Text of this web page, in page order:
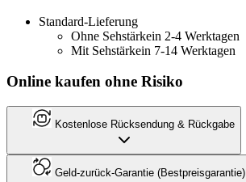
Standard-Lieferung
Ohne Sehstärkein 2-4 Werktagen
Mit Sehstärkein 7-14 Werktagen
Online kaufen ohne Risiko
Kostenlose Rücksendung & Rückgabe
Geld-zurück-Garantie (Bestpreisgarantie)